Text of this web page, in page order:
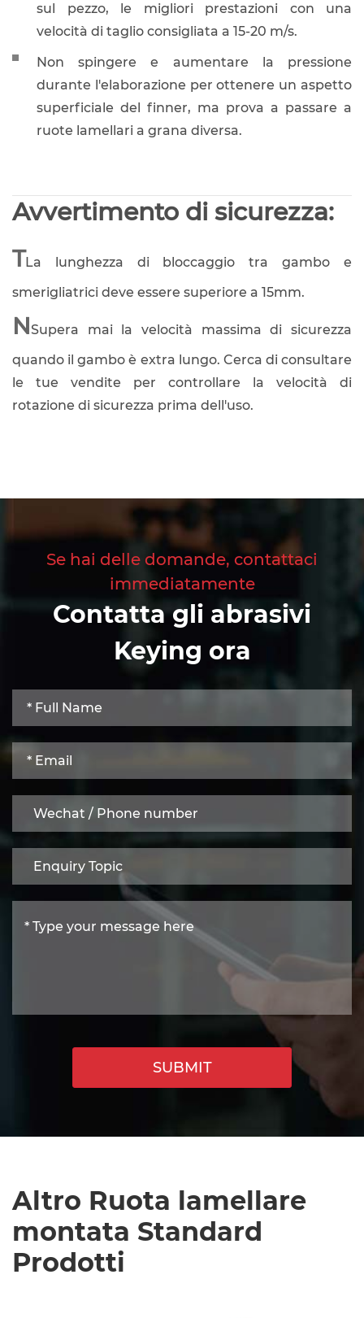
sul pezzo, le migliori prestazioni con una
velocità di taglio consigliata a 15-20 m/s.
Non spingere e aumentare la pressione
durante l'elaborazione per ottenere un aspetto
superficiale del finner, ma prova a passare a
ruote lamellari a grana diversa.
Avvertimento di sicurezza:
TLa lunghezza di bloccaggio tra gambo e
smerigliatrici deve essere superiore a 15mm.
NSupera mai la velocità massima di sicurezza
quando il gambo è extra lungo. Cerca di consultare
le tue vendite per controllare la velocità di
rotazione di sicurezza prima dell'uso.
Se hai delle domande, contattaci
immediatamente
Contatta gli abrasivi
Keying ora
SUBMIT
Altro Ruota lamellare
montata Standard
Prodotti